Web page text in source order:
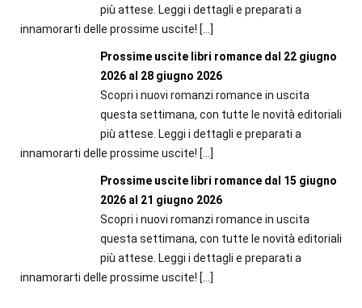
più attese. Leggi i dettagli e preparati a
innamorarti delle prossime uscite! […]
Prossime uscite libri romance dal 22 giugno
2026 al 28 giugno 2026
Scopri i nuovi romanzi romance in uscita
questa settimana, con tutte le novità editoriali
più attese. Leggi i dettagli e preparati a
innamorarti delle prossime uscite! […]
Prossime uscite libri romance dal 15 giugno
2026 al 21 giugno 2026
Scopri i nuovi romanzi romance in uscita
questa settimana, con tutte le novità editoriali
più attese. Leggi i dettagli e preparati a
innamorarti delle prossime uscite! […]